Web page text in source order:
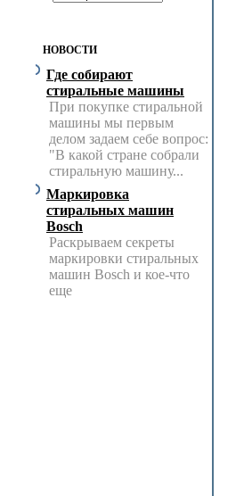
НОВОСТИ
Где собирают
стиральные машины
При покупке стиральной
машины мы первым
делом задаем себе вопрос:
"В какой стране собрали
стиральную машину...
Маркировка
стиральных машин
Bosch
Раскрываем секреты
маркировки стиральных
машин Bosch и кое-что
еще